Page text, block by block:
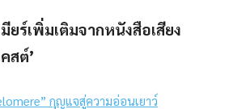
มียร์เพิ่มเติมจากหนังสือเสียง
สต์’
กุญแจสู่ความอ่อนเยาว์